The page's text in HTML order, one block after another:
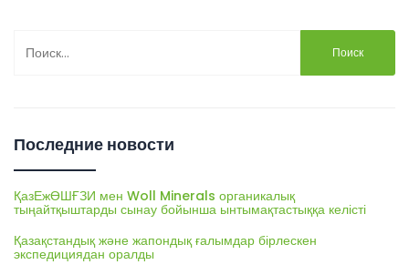
Последние новости
ҚазЕжӨШҒЗИ мен Woll Minerals органикалық
тыңайтқыштарды сынау бойынша ынтымақтастыққа келісті
Қазақстандық және жапондық ғалымдар бірлескен
экспедициядан оралды